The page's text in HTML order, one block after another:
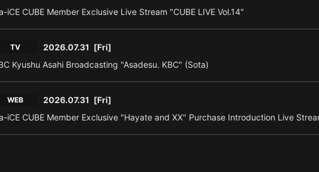
iCE CUBE Member Exclusive Live Stream "CUBE LIVE Vol.14"
TV 2026.07.31 [Fri]
Kyushu Asahi Broadcasting "Asadesu. KBC" (Sota)
WEB 2026.07.31 [Fri]
iCE CUBE Member Exclusive "Hayate and XX" Purchase Introduction Live